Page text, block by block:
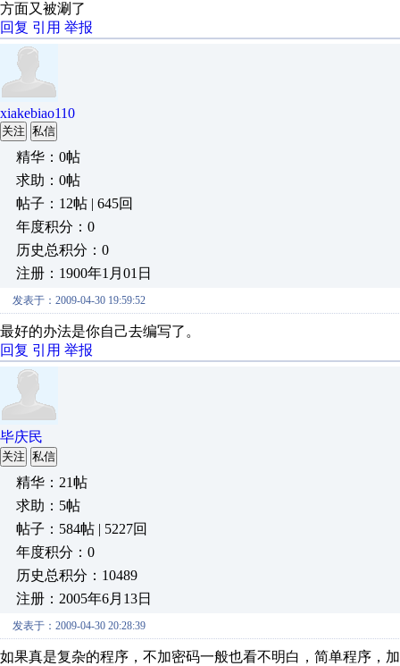
方面又被涮了
回复 引用 举报
xiakebiao110
关注 私信
精华：0帖
求助：0帖
帖子：12帖 | 645回
年度积分：0
历史总积分：0
注册：1900年1月01日
发表于：2009-04-30 19:59:52
最好的办法是你自己去编写了。
回复 引用 举报
毕庆民
关注 私信
精华：21帖
求助：5帖
帖子：584帖 | 5227回
年度积分：0
历史总积分：10489
注册：2005年6月13日
发表于：2009-04-30 20:28:39
如果真是复杂的程序，不加密码一般也看不明白，简单程序，